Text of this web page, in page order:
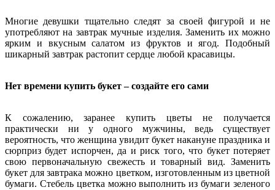
Многие девушки тщательно следят за своей фигурой и не
употребляют на завтрак мучные изделия. Заменить их можно
ярким и вкусным салатом из фруктов и ягод. Подобный
шикарный завтрак растопит сердце любой красавицы.
Нет времени купить букет – создайте его сами
К сожалению, заранее купить цветы не получается
практически ни у одного мужчины, ведь существует
вероятность, что женщина увидит букет накануне праздника и
сюрприз будет испорчен, да и риск того, что букет потеряет
свою первоначальную свежесть и товарный вид. Заменить
букет для завтрака можно цветком, изготовленным из цветной
бумаги. Стебель цветка можно выполнить из бумаги зеленого